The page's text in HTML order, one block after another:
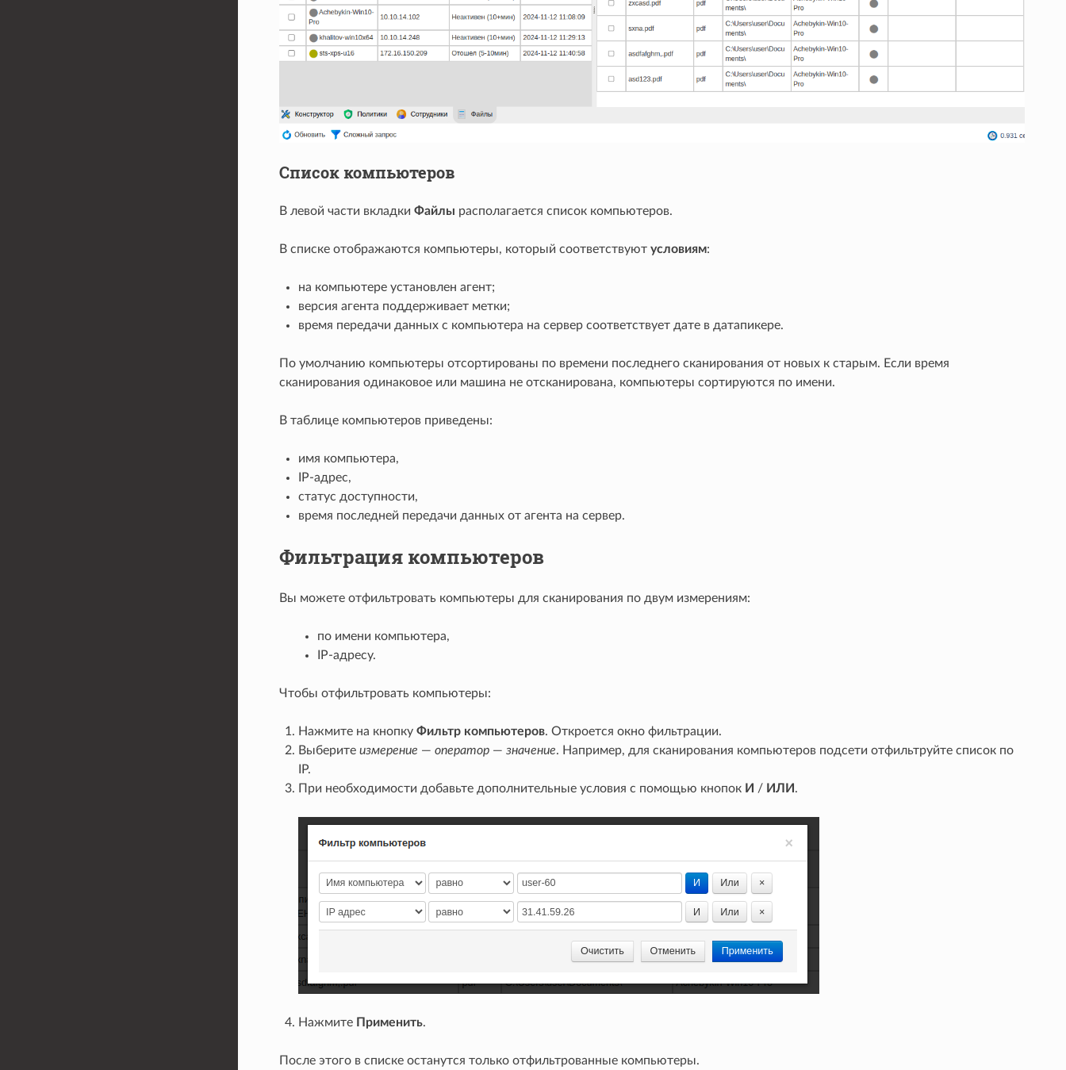
Список компьютеров
В левой части вкладки Файлы располагается список компьютеров.
В списке отображаются компьютеры, который соответствуют условиям:
на компьютере установлен агент;
версия агента поддерживает метки;
время передачи данных с компьютера на сервер соответствует дате в датапикере.
По умолчанию компьютеры отсортированы по времени последнего сканирования от новых к старым. Если время
сканирования одинаковое или машина не отсканирована, компьютеры сортируются по имени.
В таблице компьютеров приведены:
имя компьютера,
IP-адрес,
статус доступности,
время последней передачи данных от агента на сервер.
Фильтрация компьютеров
Вы можете отфильтровать компьютеры для сканирования по двум измерениям:
по имени компьютера,
IP-адресу.
Чтобы отфильтровать компьютеры:
Нажмите на кнопку Фильтр компьютеров. Откроется окно фильтрации.
Выберите измерение — оператор— значение. Например, для сканирования компьютеров подсети отфильтруйте список по
IP.
При необходимости добавьте дополнительные условия с помощью кнопок И / ИЛИ.
Нажмите Применить.
После этого в списке останутся только отфильтрованные компьютеры.